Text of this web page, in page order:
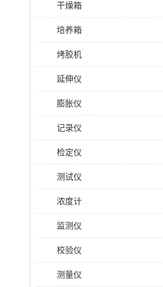
干燥箱
培养箱
烤胶机
延伸仪
膨胀仪
记录仪
检定仪
测试仪
浓度计
监测仪
校验仪
测量仪